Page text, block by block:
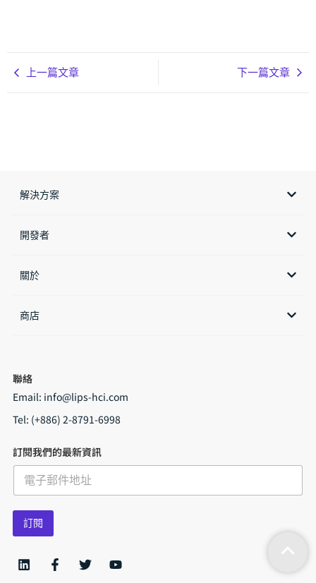
上一篇文章 下一篇文章
解決方案
開發者
關於
商店​
聯絡
Email: info@lips-hci.com
Tel: (+886) 2-8791-6998
訂閱我們的最新資訊
E
a
i
*
訂閱